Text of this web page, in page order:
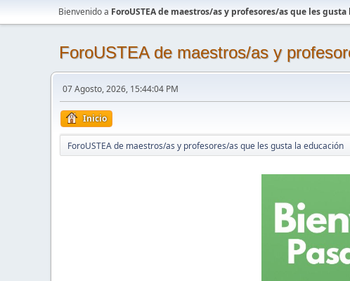
Bienvenido a ForoUSTEA de maestros/as y profesores/as que les
ForoUSTEA de maestros/as y
07 Agosto, 2026, 15:44:04 PM
Inicio
ForoUSTEA de maestros/as y profesores/as que les gusta la educación